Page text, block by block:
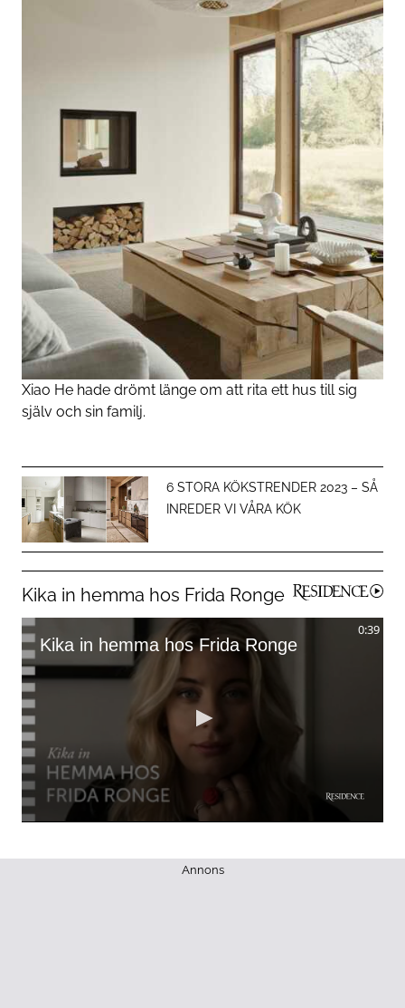
Xiao He hade drömt länge om att rita ett hus till sig
själv och sin familj.
6 STORA KÖKSTRENDER 2023 – SÅ
INREDER VI VÅRA KÖK
Kika in hemma hos Frida Ronge
0:39
Kika in hemma hos Frida Ronge
0
of
Annons